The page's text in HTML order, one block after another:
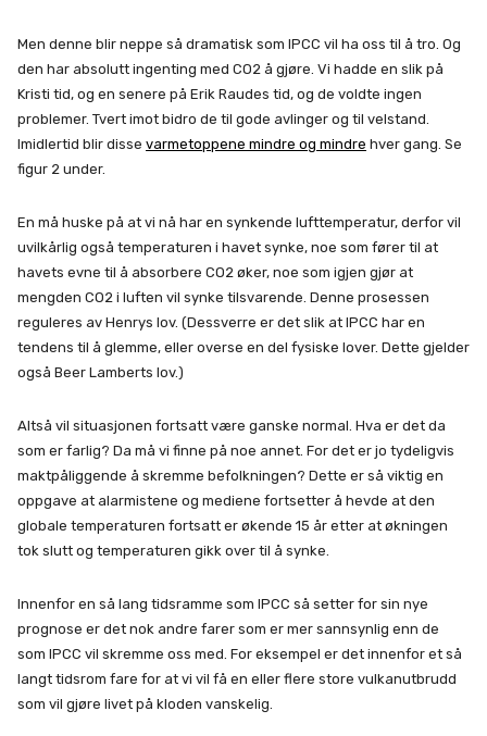
Men denne blir neppe så dramatisk som IPCC vil ha oss til å tro. Og
den har absolutt ingenting med CO2 å gjøre. Vi hadde en slik på
Kristi tid, og en senere på Erik Raudes tid, og de voldte ingen
problemer. Tvert imot bidro de til gode avlinger og til velstand.
Imidlertid blir disse varmetoppene mindre og mindre hver gang. Se
figur 2 under.
En må huske på at vi nå har en synkende lufttemperatur, derfor vil
uvilkårlig også temperaturen i havet synke, noe som fører til at
havets evne til å absorbere CO2 øker, noe som igjen gjør at
mengden CO2 i luften vil synke tilsvarende. Denne prosessen
reguleres av Henrys lov. (Dessverre er det slik at IPCC har en
tendens til å glemme, eller overse en del fysiske lover. Dette gjelder
også Beer Lamberts lov.)
Altså vil situasjonen fortsatt være ganske normal. Hva er det da
som er farlig? Da må vi finne på noe annet. For det er jo tydeligvis
maktpåliggende å skremme befolkningen? Dette er så viktig en
oppgave at alarmistene og mediene fortsetter å hevde at den
globale temperaturen fortsatt er økende 15 år etter at økningen
tok slutt og temperaturen gikk over til å synke.
Innenfor en så lang tidsramme som IPCC så setter for sin nye
prognose er det nok andre farer som er mer sannsynlig enn de
som IPCC vil skremme oss med. For eksempel er det innenfor et så
langt tidsrom fare for at vi vil få en eller flere store vulkanutbrudd
som vil gjøre livet på kloden vanskelig.